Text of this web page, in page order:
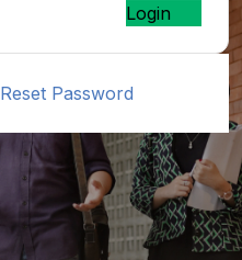
Login
Reset Password